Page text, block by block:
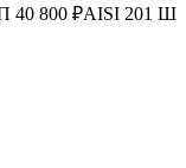
40 800 ₽AISI 201 Ш